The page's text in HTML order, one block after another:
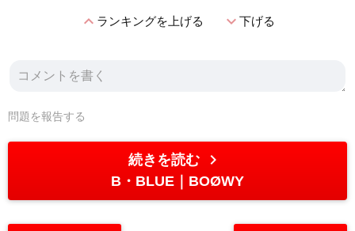
expand_lessランキングを上げる expand_more下げる
問題を報告する
続きを読む chevron_right
B・BLUE BOØWY